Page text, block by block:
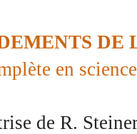
DE
en
de R.